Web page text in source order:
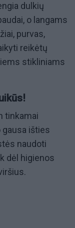
dulkių
o langams
purvas,
reikėtų
stikliniams
!
tinkamai
išties
naudoti
dėl higienos